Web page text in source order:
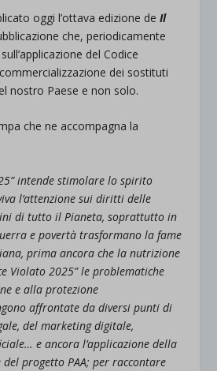
oggi l’ottava edizione deIl
che, periodicamente
del Codice
dei sostituti
nostro Paese e non solo.
che ne accompagna la
intende stimolare lo spirito
l’attenzione sui diritti delle
di tutto il Pianeta, soprattutto in
e povertà trasformano la fame
prima ancora che la nutrizione
Violato 2025” le problematiche
e alla protezione
affrontate da diversi punti di
del marketing digitale,
e ancora l’applicazione della
del progetto PAA; per raccontare